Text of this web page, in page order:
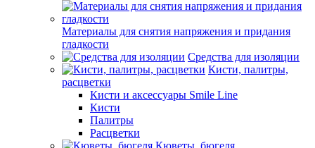
Материалы для снятия напряжения и придания
гладкости
Средства для изоляции
Кисти, палитры,
расцветки
Кисти и аксессуары Smile Line
Кисти
Палитры
Расцветки
Кюветы, бюгеля